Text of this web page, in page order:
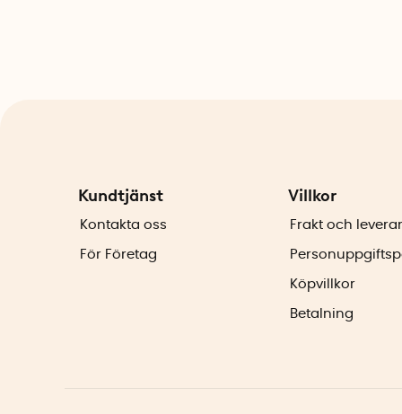
Kundtjänst
Kontakta oss
För Företag
Villkor
Frakt och
Köpvillkor
Betalning